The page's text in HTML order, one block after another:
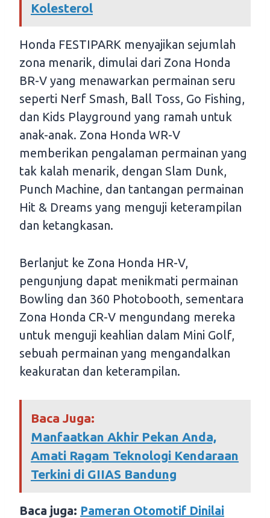
Kolesterol
Honda FESTIPARK menyajikan sejumlah
zona menarik, dimulai dari Zona Honda
BR-V yang menawarkan permainan seru
seperti Nerf Smash, Ball Toss, Go Fishing,
dan Kids Playground yang ramah untuk
anak-anak. Zona Honda WR-V
memberikan pengalaman permainan yang
tak kalah menarik, dengan Slam Dunk,
Punch Machine, dan tantangan permainan
Hit & Dreams yang menguji keterampilan
dan ketangkasan.
Berlanjut ke Zona Honda HR-V,
pengunjung dapat menikmati permainan
Bowling dan 360 Photobooth, sementara
Zona Honda CR-V mengundang mereka
untuk menguji keahlian dalam Mini Golf,
sebuah permainan yang mengandalkan
keakuratan dan keterampilan.
Baca Juga:
Manfaatkan Akhir Pekan Anda,
Amati Ragam Teknologi Kendaraan
Terkini di GIIAS Bandung
Baca juga: Pameran Otomotif Dinilai